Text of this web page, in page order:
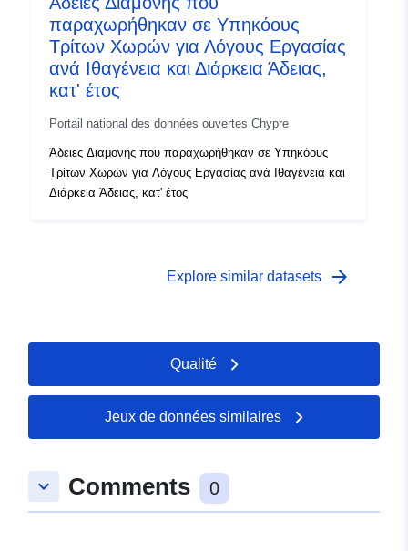
παραχωρήθηκαν σε Υπηκόους
Τρίτων Χωρών για Λόγους Εργασίας
ανά Ιθαγένεια και Διάρκεια Άδειας,
κατ' έτος
Portail national des données ouvertes Chypre
Άδειες Διαμονής που παραχωρήθηκαν σε Υπηκόους
Τρίτων Χωρών για Λόγους Εργασίας ανά Ιθαγένεια και
Διάρκεια Άδειας, κατ' έτος
Explore similar datasets arrow_forward
Qualité
Jeux de données similaires
keyboard_arrow_down Comments 0